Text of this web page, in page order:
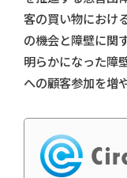
客の買い物におけ
の機会と障壁に関
明らかになった障
への顧客参加を増